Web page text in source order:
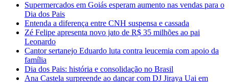
Supermercados em Goiás esperam aumento nas vendas para o
Dia dos Pais
Entenda a diferença entre CNH suspensa e cassada
Zé Felipe apresenta novo jato de R$ 35 milhões ao pai
Leonardo
Cantor sertanejo Eduardo luta contra leucemia com apoio da
família
Dia dos Pais: história e consolidação no Brasil
Ana Castela surpreende ao dançar com DJ Jiraya Uai em